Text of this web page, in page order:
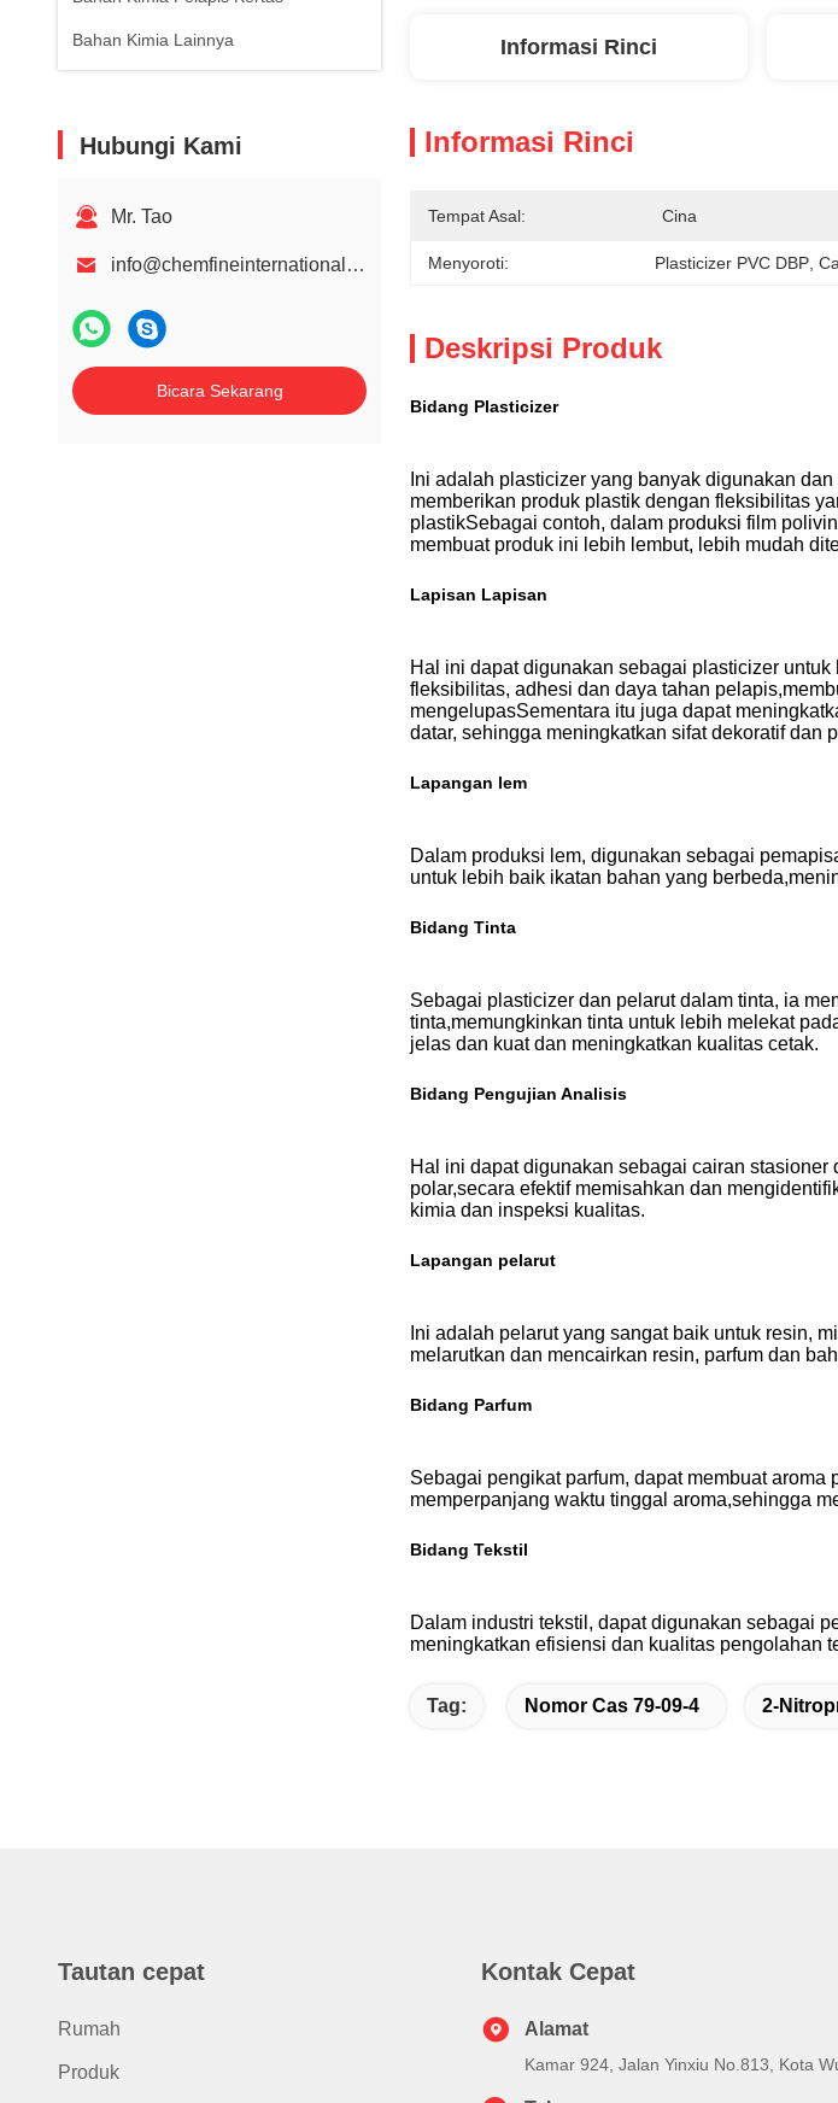
Bahan Kimia Lainnya
Hubungi Kami
Mr. Tao
info@chemfineinternational.com
Bicara Sekarang
Informasi Rinci
Informasi Rinci
Tempat Asal: Cina
Menyoroti: Plasticizer PVC DBP ,
Deskripsi Produk
Bidang Plasticizer
Ini adalah plasticizer yang banyak digunakan
memberikan produk plastik dengan fleksibilitas
plastikSebagai contoh, dalam produksi film
membuat produk ini lebih lembut, lebih mudah
Lapisan Lapisan
Hal ini dapat digunakan sebagai plasticizer
fleksibilitas, adhesi dan daya tahan
mengelupasSementara itu juga dapat
datar, sehingga meningkatkan sifat dekoratif dan
Lapangan lem
Dalam produksi lem, digunakan sebagai
untuk lebih baik ikatan bahan yang
Bidang Tinta
Sebagai plasticizer dan pelarut dalam tinta, ia
tinta,memungkinkan tinta untuk lebih melekat
jelas dan kuat dan meningkatkan kualitas cetak.
Bidang Pengujian Analisis
Hal ini dapat digunakan sebagai cairan
polar,secara efektif memisahkan dan
kimia dan inspeksi kualitas.
Lapangan pelarut
Ini adalah pelarut yang sangat baik untuk resin,
melarutkan dan mencairkan resin, parfum dan
Bidang Parfum
Sebagai pengikat parfum, dapat membuat
memperpanjang waktu tinggal aroma,sehingga
Bidang Tekstil
Dalam industri tekstil, dapat digunakan sebagai
meningkatkan efisiensi dan kualitas pengolahan
Tag: Nomor Cas 79-09-4 2-
Tautan cepat
Rumah
Produk
Kontak Cepat
Alamat
Kamar 924, Jalan Yinxiu No.813, Kota